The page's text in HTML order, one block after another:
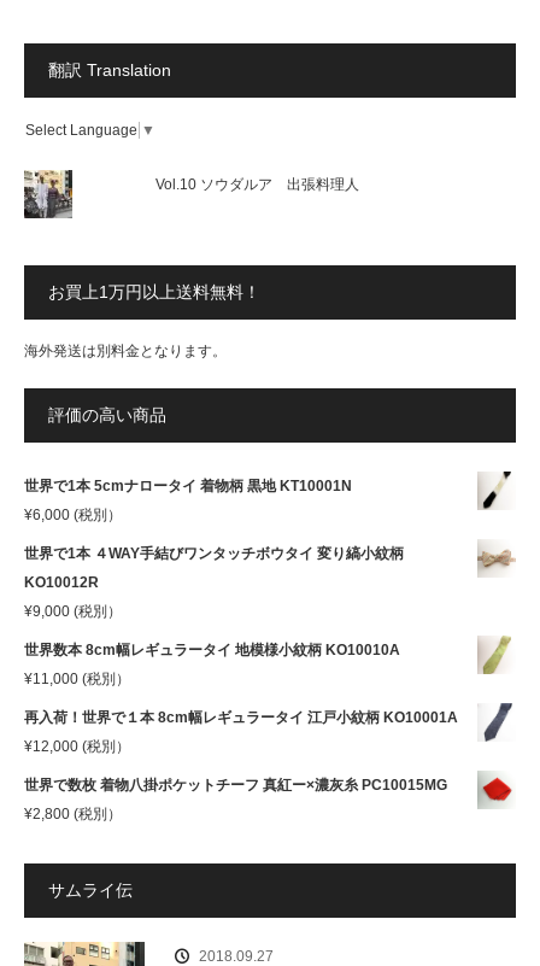
翻訳 Translation
Select Language ▼
Vol.10 ソウダルア 出張料理人
お買上1万円以上送料無料！
海外発送は別料金となります。
評価の高い商品
世界で1本 5cmナロータイ 着物柄 黒地 KT10001N
¥6,000 (税別）
世界で1本 ４WAY手結びワンタッチボウタイ 変り縞小紋柄
KO10012R
¥9,000 (税別）
世界数本 8cm幅レギュラータイ 地模様小紋柄 KO10010A
¥11,000 (税別）
再入荷！世界で１本 8cm幅レギュラータイ 江戸小紋柄 KO10001A
¥12,000 (税別）
世界で数枚 着物八掛ポケットチーフ 真紅ー×濃灰糸 PC10015MG
¥2,800 (税別）
サムライ伝
2018.09.27